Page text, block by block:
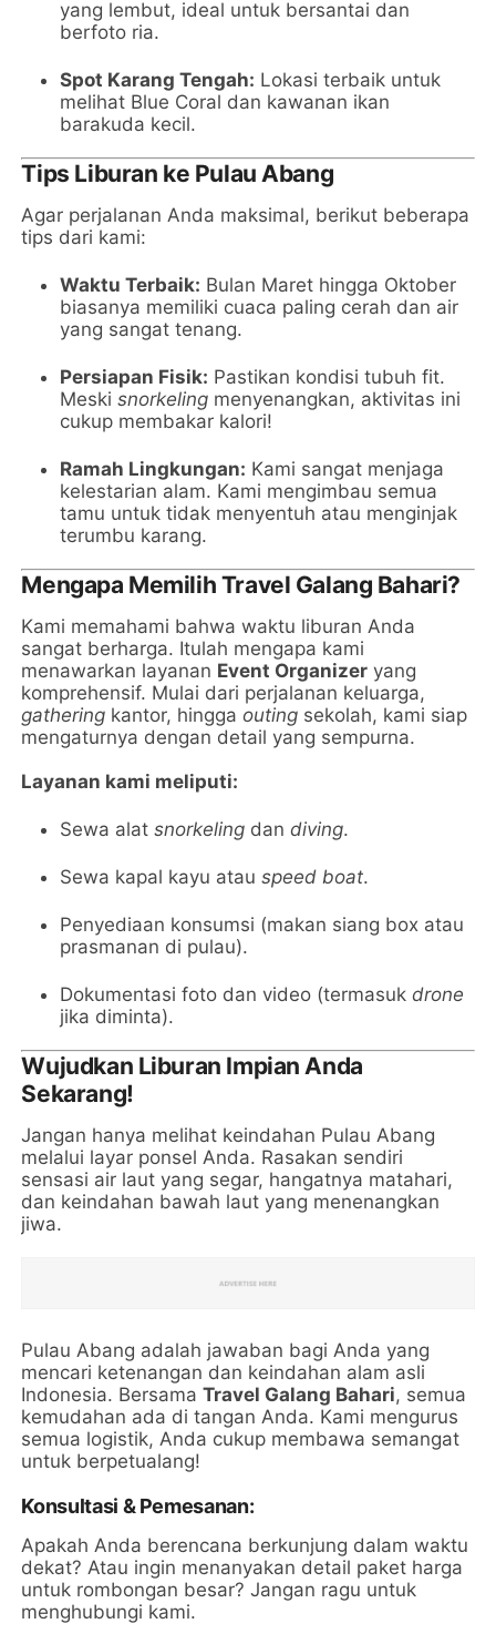
yang lembut, ideal untuk bersantai dan
berfoto ria.
Spot Karang Tengah: Lokasi terbaik untuk
melihat Blue Coral dan kawanan ikan
barakuda kecil.
Tips Liburan ke Pulau Abang
Agar perjalanan Anda maksimal, berikut beberapa
tips dari kami:
Waktu Terbaik: Bulan Maret hingga Oktober
biasanya memiliki cuaca paling cerah dan air
yang sangat tenang.
Persiapan Fisik: Pastikan kondisi tubuh fit.
Meskisnorkeling menyenangkan, aktivitas ini
cukup membakar kalori!
Ramah Lingkungan: Kami sangat menjaga
kelestarian alam. Kami mengimbau semua
tamu untuk tidak menyentuh atau menginjak
terumbu karang.
Mengapa Memilih Travel Galang Bahari?
Kami memahami bahwa waktu liburan Anda
sangat berharga. Itulah mengapa kami
menawarkan layanan Event Organizer yang
komprehensif. Mulai dari perjalanan keluarga,
gathering kantor, hinggaouting sekolah, kami siap
mengaturnya dengan detail yang sempurna.
Layanan kami meliputi:
Sewa alatsnorkeling dandiving.
Sewa kapal kayu atauspeed boat.
Penyediaan konsumsi (makan siang box atau
prasmanan di pulau).
Dokumentasi foto dan video (termasukdrone
jika diminta).
Wujudkan Liburan Impian Anda
Sekarang!
Jangan hanya melihat keindahan Pulau Abang
melalui layar ponsel Anda. Rasakan sendiri
sensasi air laut yang segar, hangatnya matahari,
dan keindahan bawah laut yang menenangkan
jiwa.
Pulau Abang adalah jawaban bagi Anda yang
mencari ketenangan dan keindahan alam asli
Indonesia. BersamaTravel Galang Bahari, semua
kemudahan ada di tangan Anda. Kami mengurus
semua logistik, Anda cukup membawa semangat
untuk berpetualang!
Konsultasi & Pemesanan:
Apakah Anda berencana berkunjung dalam waktu
dekat? Atau ingin menanyakan detail paket harga
untuk rombongan besar? Jangan ragu untuk
menghubungi kami.